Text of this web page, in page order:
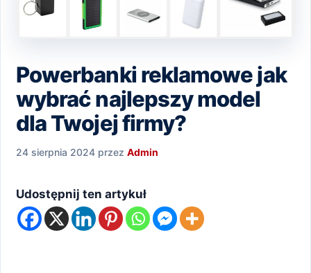
Powerbanki reklamowe jak
wybrać najlepszy model
dla Twojej firmy?
24 sierpnia 2024 przez Admin
Udostępnij ten artykuł